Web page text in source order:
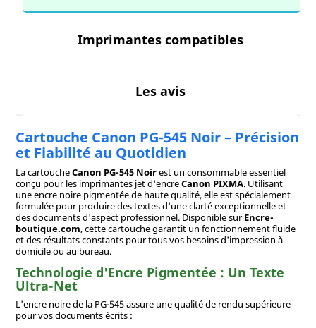
Imprimantes compatibles
Les avis
Cartouche Canon PG-545 Noir – Précision
et Fiabilité au Quotidien
La cartoucheCanon PG-545 Noirest un consommable essentiel
conçu pour les imprimantes jet d'encreCanon PIXMA. Utilisant
une encre noire pigmentée de haute qualité, elle est spécialement
formulée pour produire des textes d'une clarté exceptionnelle et
des documents d'aspect professionnel. Disponible surEncre-
boutique.com, cette cartouche garantit un fonctionnement fluide
et des résultats constants pour tous vos besoins d'impression à
domicile ou au bureau.
Technologie d'Encre Pigmentée : Un Texte
Ultra-Net
L'encre noire de la PG-545 assure une qualité de rendu supérieure
pour vos documents écrits :